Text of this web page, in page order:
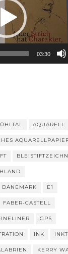
03:30
AQUARELL
DÄNEMARK E1
FABER-CASTELL
GPS
INK
KERRY